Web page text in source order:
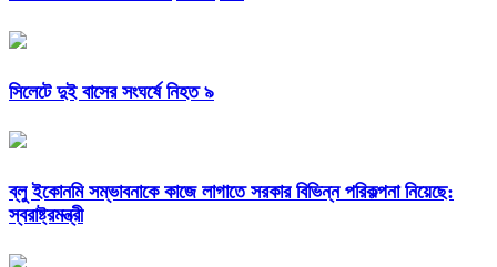
সিলেটে দুই বাসের সংঘর্ষে নিহত ৯
ব্লু ইকোনমি সম্ভাবনাকে কাজে লাগাতে সরকার বিভিন্ন পরিকল্পনা নিয়েছে:
স্বরাষ্ট্রমন্ত্রী